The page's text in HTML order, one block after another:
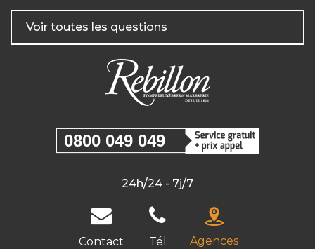
Voir toutes les questions
0800 049 049
24h/24 - 7j/7
Contact Tél Agences